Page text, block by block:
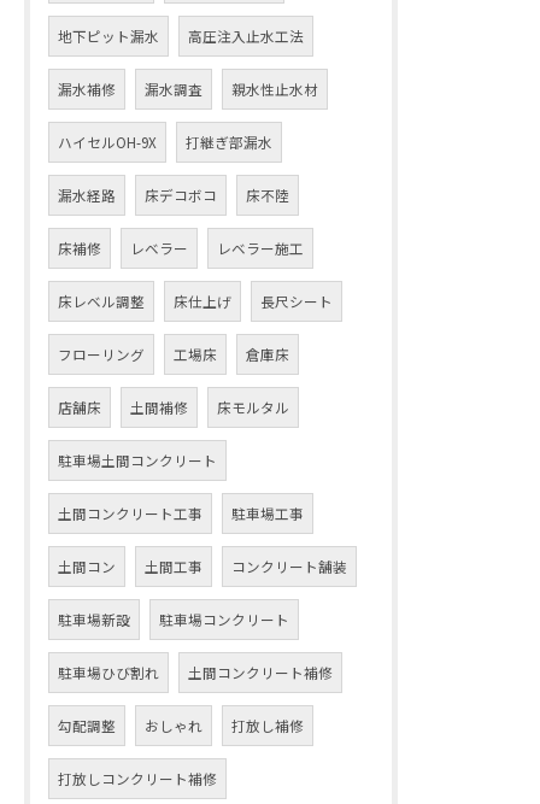
地下ピット漏水 高圧注入止水工法
漏水補修 漏水調査 親水性止水材
ハイセルOH-9X 打継ぎ部漏水
漏水経路 床デコボコ 床不陸
床補修 レベラー レベラー施工
床レベル調整 床仕上げ 長尺シート
フローリング 工場床 倉庫床
店舗床 土間補修 床モルタル
駐車場土間コンクリート
土間コンクリート工事 駐車場工事
土間コン 土間工事 コンクリート舗装
駐車場新設 駐車場コンクリート
駐車場ひび割れ 土間コンクリート補修
勾配調整 おしゃれ 打放し補修
打放しコンクリート補修